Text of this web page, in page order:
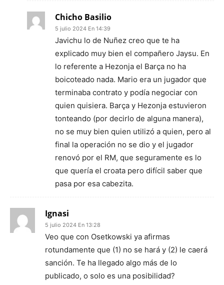
Chicho Basilio
5 julio 2024 En 14:39
Javichu lo de Nuñez creo que te ha
explicado muy bien el compañero Jaysu. En
lo referente a Hezonja el Barça no ha
boicoteado nada. Mario era un jugador que
terminaba contrato y podía negociar con
quien quisiera. Barça y Hezonja estuvieron
tonteando (por decirlo de alguna manera),
no se muy bien quien utilizó a quien, pero al
final la operación no se dio y el jugador
renovó por el RM, que seguramente es lo
que quería el croata pero difícil saber que
pasa por esa cabezita.
Ignasi
5 julio 2024 En 13:28
Veo que con Osetkowski ya afirmas
rotundamente que (1) no se hará y (2) le caerá
sanción. Te ha llegado algo más de lo
publicado, o solo es una posibilidad?